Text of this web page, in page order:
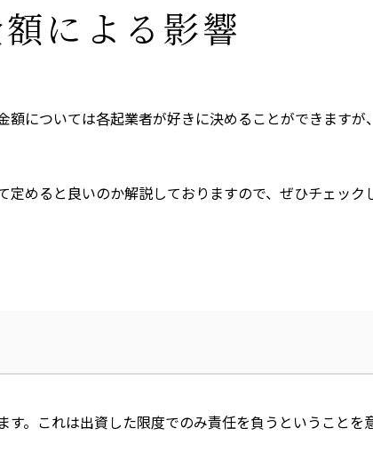
による影響
については各起業者が好きに決めることができますが
めると良いのか解説しておりますので、ぜひチェック
。これは出資した限度でのみ責任を負うということを